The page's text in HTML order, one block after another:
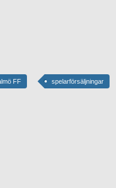
FF spelarförsäljningar